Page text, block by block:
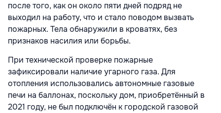
после того, как он около пяти дней подряд не
выходил на работу, что и стало поводом вызвать
пожарных. Тела обнаружили в кроватях, без
признаков насилия или борьбы.
При технической проверке пожарные
зафиксировали наличие угарного газа. Для
отопления использовались автономные газовые
печи на баллонах, поскольку дом, приобретённый в
2021 году, не был подключён к городской газовой